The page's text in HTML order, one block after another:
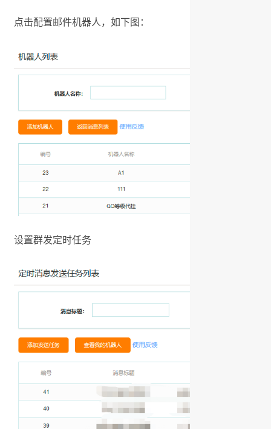
点击配置邮件机器人，如下图：
设置群发定时任务